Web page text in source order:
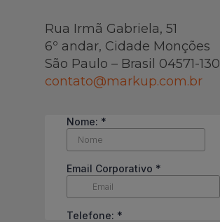
Rua Irmã Gabriela, 51
6º andar, Cidade Monções
São Paulo – Brasil 04571-130
contato@markup.com.br